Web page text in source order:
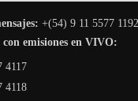
+(54) 9 11 5577 1192
emisiones en VIVO:
4117
4118